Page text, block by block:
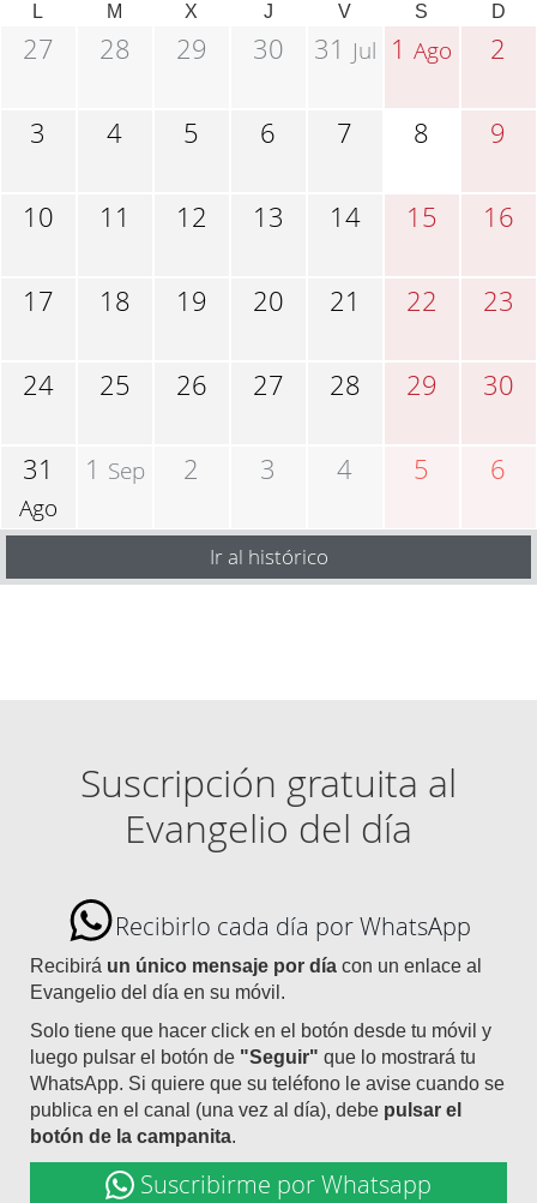
L M X J V S D
27 28 29 30 31 Jul 1Ago 2
3 4 5 6 7 8 9
10 11 12 13 14 15 16
17 18 19 20 21 22 23
24 25 26 27 28 29 30
31
Ago
1 Sep 2 3 4 5 6
Ir al histórico
Suscripción gratuita al
Evangelio del día
Recibirlo cada día por WhatsApp
Recibirá un único mensaje por día con un enlace al
Evangelio del día en su móvil.
Solo tiene que hacer click en el botón desde tu móvil y
luego pulsar el botón de "Seguir" que lo mostrará tu
WhatsApp. Si quiere que su teléfono le avise cuando se
publica en el canal (una vez al día), debe pulsar el
botón de la campanita.
Suscribirme por Whatsapp